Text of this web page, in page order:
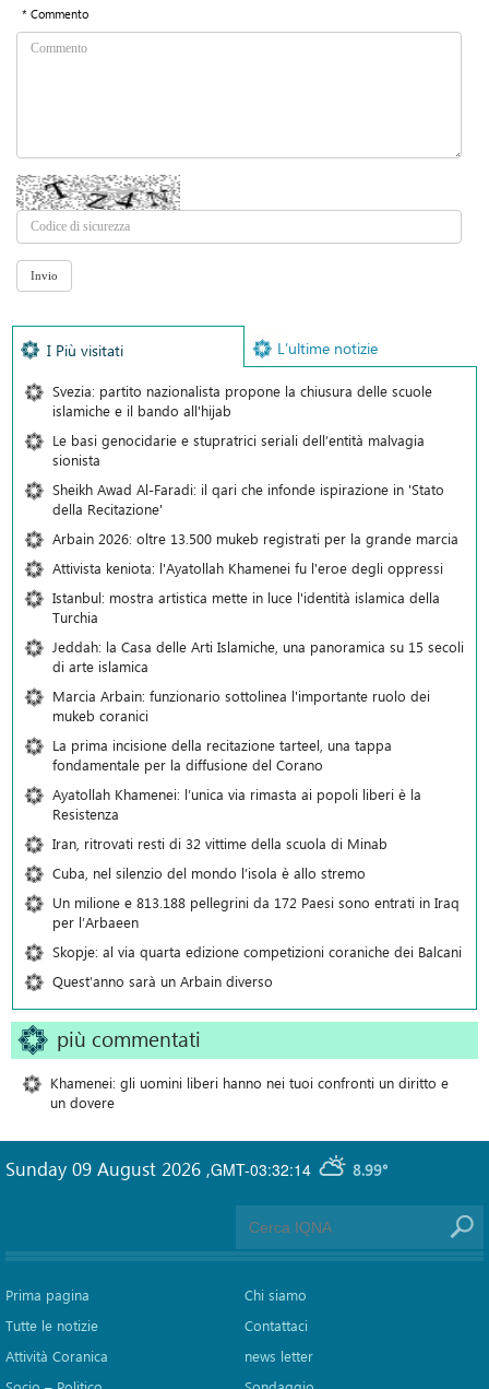
* Commento
I Più visitati L’ultime notizie
Svezia: partito nazionalista propone la chiusura delle scuole
islamiche e il bando all'hijab
Le basi genocidarie e stupratrici seriali dell’entità malvagia
sionista
Sheikh Awad Al-Faradi: il qari che infonde ispirazione in 'Stato
della Recitazione'
Arbain 2026: oltre 13.500 mukeb registrati per la grande marcia
Attivista keniota: l'Ayatollah Khamenei fu l'eroe degli oppressi
Istanbul: mostra artistica mette in luce l'identità islamica della
Turchia
Jeddah: la Casa delle Arti Islamiche, una panoramica su 15 secoli
di arte islamica
Marcia Arbain: funzionario sottolinea l'importante ruolo dei
mukeb coranici
La prima incisione della recitazione tarteel, una tappa
fondamentale per la diffusione del Corano
Ayatollah Khamenei: l’unica via rimasta ai popoli liberi è la
Resistenza
Iran, ritrovati resti di 32 vittime della scuola di Minab
Cuba, nel silenzio del mondo l’isola è allo stremo
Un milione e 813.188 pellegrini da 172 Paesi sono entrati in Iraq
per l’Arbaeen
Skopje: al via quarta edizione competizioni coraniche dei Balcani
Quest’anno sarà un Arbain diverso
più commentati
Khamenei: gli uomini liberi hanno nei tuoi confronti un diritto e
un dovere
GMT-03:32:14 8.99°
Sunday 09 August 2026 ,
Prima pagina
Tutte le notizie
Attività Coranica
Chi siamo
Contattaci
news letter